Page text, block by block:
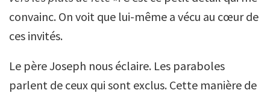
convainc. On voit que lui-même a vécu au cœur de
ces invités.
Le père Joseph nous éclaire. Les paraboles
parlent de ceux qui sont exclus. Cette manière de